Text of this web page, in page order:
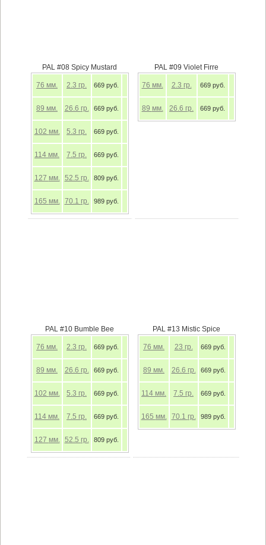
PAL #08 Spicy Mustard
76 мм. 2.3 гр. 669 руб.
89 мм. 26.6 гр. 669 руб.
102 мм. 5.3 гр. 669 руб.
114 мм. 7.5 гр. 669 руб.
127 мм. 52.5 гр. 809 руб.
165 мм. 70.1 гр. 989 руб.
PAL #09 Violet Firre
76 мм. 2.3 гр. 669 руб.
89 мм. 26.6 гр. 669 руб.
PAL #10 Bumble Bee
76 мм. 2.3 гр. 669 руб.
89 мм. 26.6 гр. 669 руб.
102 мм. 5.3 гр. 669 руб.
114 мм. 7.5 гр. 669 руб.
127 мм. 52.5 гр. 809 руб.
PAL #13 Mistic Spice
76 мм. 23 гр. 669 руб.
89 мм. 26.6 гр. 669 руб.
114 мм. 7.5 гр. 669 руб.
165 мм. 70.1 гр. 989 руб.